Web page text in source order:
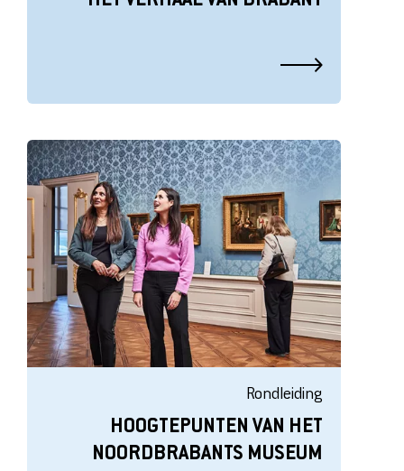
Rondleiding
HOOGTEPUNTEN VAN HET
NOORDBRABANTS MUSEUM